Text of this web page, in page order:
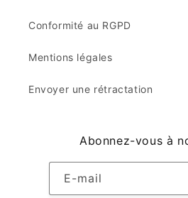
Conformité au RGPD
Mentions légales
Envoyer une rétractation
Abonnez-vous à
E-mail